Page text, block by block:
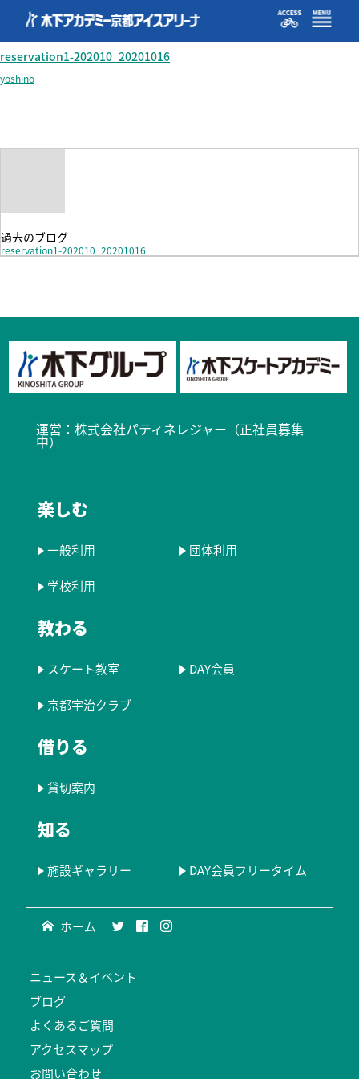
reservation1-202010_20201016
reservation1-202010_20201016
yoshino
過去のブログ
reservation1-202010_20201016
運営： 株式会社パティネレジャー（正社員募集
中）​
楽しむ
一般利用 団体利用
学校利用
教わる
スケート教室 DAY会員
京都宇治クラブ
借りる
貸切案内
知る
施設ギャラリー DAY会員フリータイム
ホーム
ニュース＆イベント
ブログ
よくあるご質問
アクセスマップ
お問い合わせ